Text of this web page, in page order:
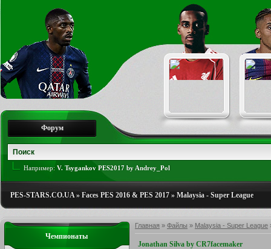
Форум
Например: V. Tsygankov PES2017 by Andrey_Pol
PES-STARS.CO.UA» Faces PES 2016 & PES 2017 » Malaysia - Super League
Главная » Файлы » Malaysia - Super League
Jonathan Silva by CR7facemaker
Чемпионаты